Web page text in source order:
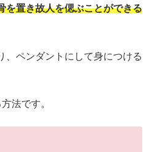
を置き故人を偲ぶことができる
、ペンダントにして身につける
法です。